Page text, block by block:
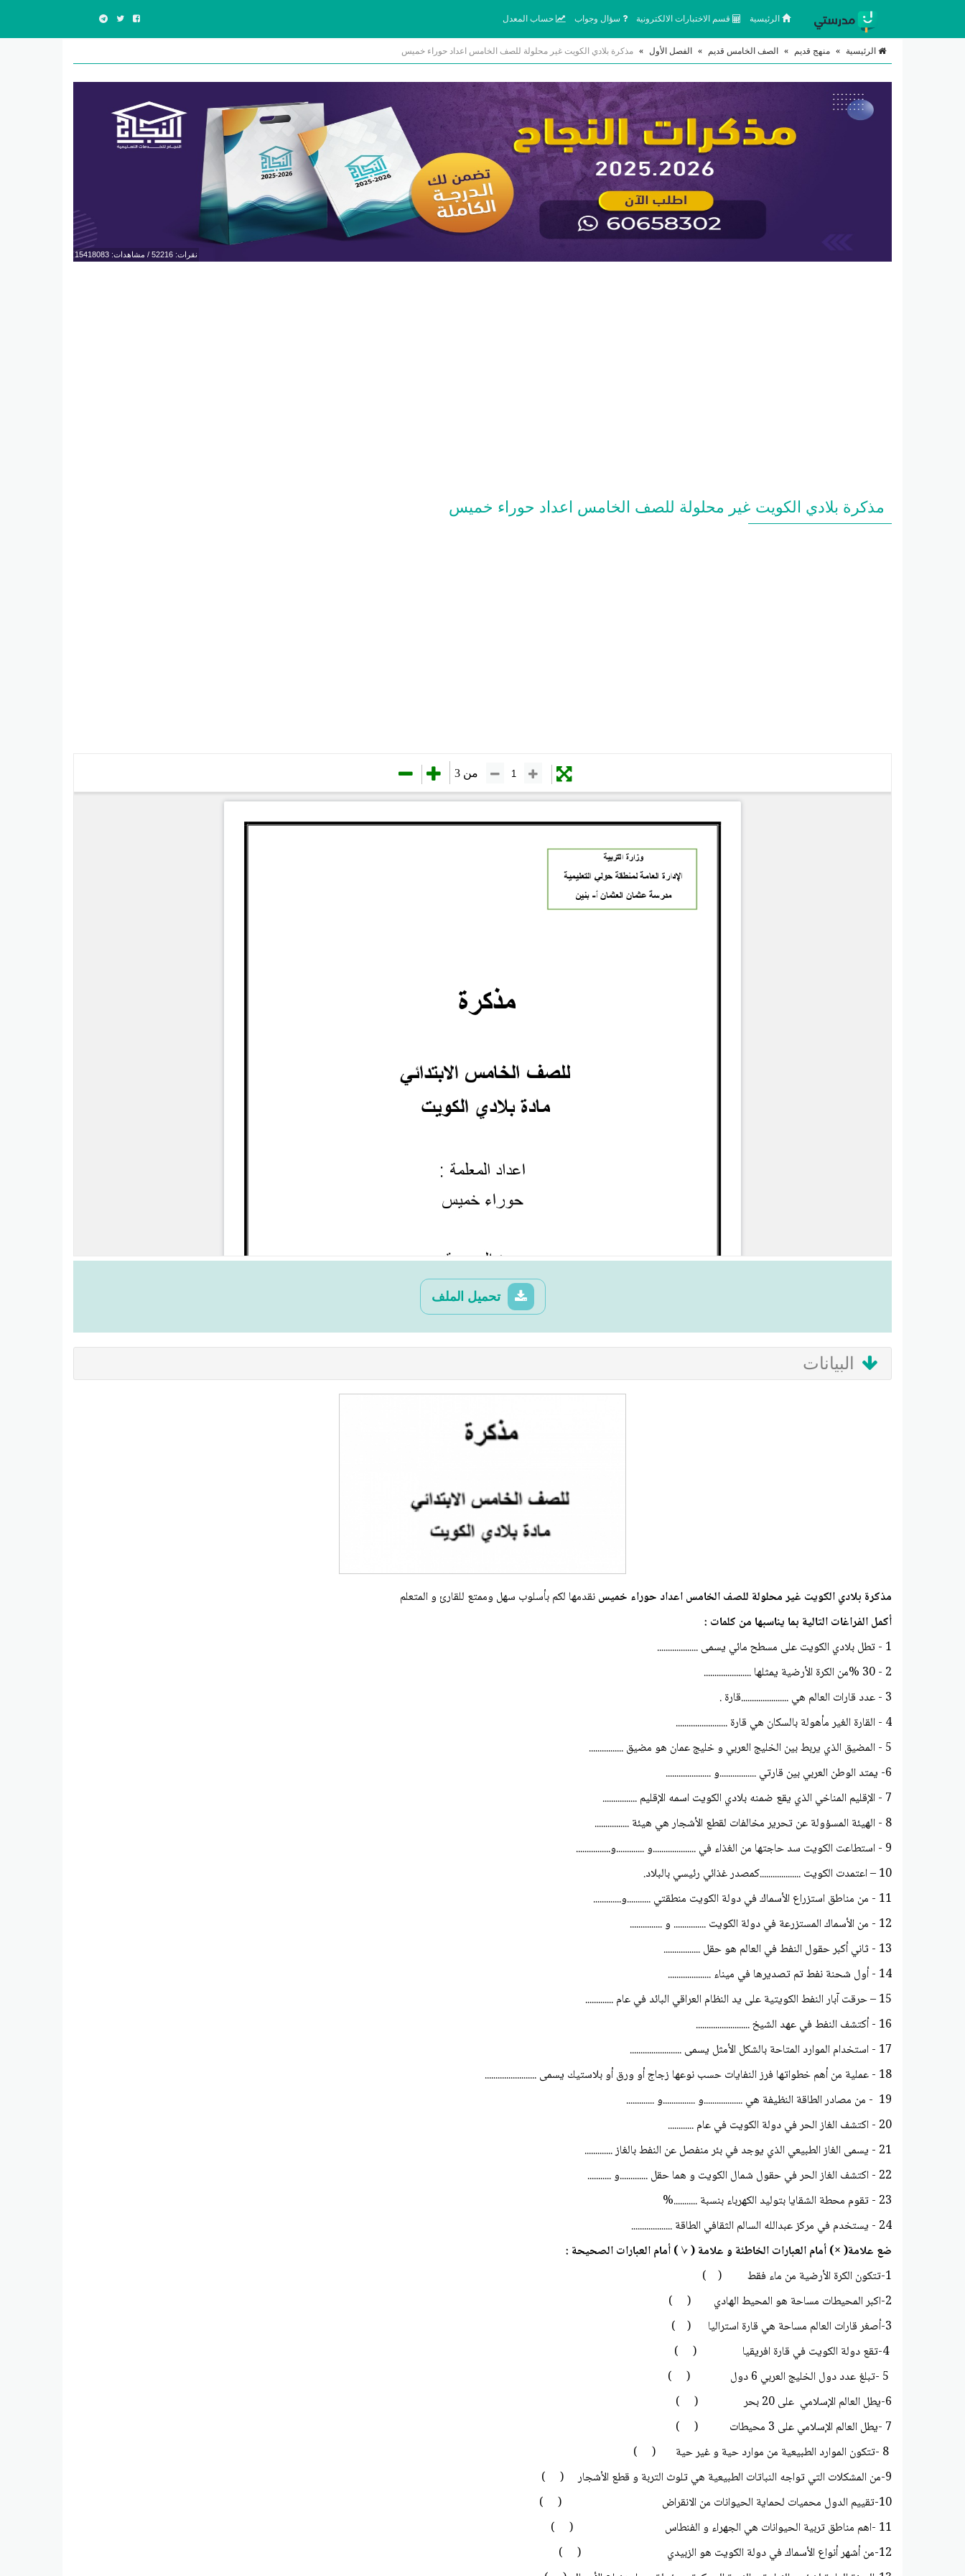
الرئيسية قسم الاختبارات الالكترونية سؤال وجواب حساب المعدل
الرئيسية » منهج قديم » الصف الخامس قديم » الفصل الأول » مذكرة بلادي الكويت غير محلولة للصف الخامس اعداد حوراء خميس
نقرات: 52216 / مشاهدات: 15418083
مذكرة بلادي الكويت غير محلولة للصف الخامس اعداد حوراء خميس
تحميل الملف
البيانات
مذكرة بلادي الكويت غير محلولة للصف الخامس اعداد حوراء خميسنقدمها لكم بأسلوب سهل وممتع للقارئ و المتعلم
أكمل الفراغات التالية بما يناسبها من كلمات :
1 - تطل بلادي الكويت على مسطح مائي يسمى ...................
2 - 30 %من الكرة الأرضية يمثلها ......................
3 - عدد قارات العالم هي ......................قارة .
4 - القارة الغير مأهولة بالسكان هي قارة ........................
5 - المضيق الذي يربط بين الخليج العربي و خليج عمان هو مضيق ................
6- يمتد الوطن العربي بين قارتي .................و .....................
7 - الإقليم المناخي الذي يقع ضمنه بلادي الكويت اسمه الإقليم ................
8 - الهيئة المسؤولة عن تحرير مخالفات لقطع الأشجار هي هيئة ................
9 - استطاعت الكويت سد حاجتها من الغذاء في ....................و .............و................
10 – اعتمدت الكويت ...................كمصدر غذائي رئيسي بالبلاد.
11 - من مناطق استزراع الأسماك في دولة الكويت منطقتي ...........و.............
12 - من الأسماك المستزرعة في دولة الكويت ............... و ...............
13 - ثاني أكبر حقول النفط في العالم هو حقل .................
14 - أول شحنة نفط تم تصديرها في ميناء ....................
15 – حرقت آبار النفط الكويتية على يد النظام العراقي البائد في عام .............
16 - أكتشف النفط في عهد الشيخ .........................
17 - استخدام الموارد المتاحة بالشكل الأمثل يسمى ........................
18 - عملية من أهم خطواتها فرز النفايات حسب نوعها زجاج أو ورق أو بلاستيك يسمى ........................
19 - من مصادر الطاقة النظيفة هي ..................و ...............و .............
20 - اكتشف الغاز الحر في دولة الكويت في عام ............
21 - يسمى الغاز الطبيعي الذي يوجد في بئر منفصل عن النفط بالغاز .............
22 - اكتشف الغاز الحر في حقول شمال الكويت و هما حقل .............و ...........
23 - تقوم محطة الشقايا بتوليد الكهرباء بنسبة ...........%
24 - يستخدم في مركز عبدالله السالم الثقافي الطاقة ...................
ضع علامة( ×) أمام العبارات الخاطئة و علامة ( √ ) أمام العبارات الصحيحة :
1-تتكون الكرة الأرضية من ماء فقط ( )
2-اكبر المحيطات مساحة هو المحيط الهادي ( )
3-أصغر قارات العالم مساحة هي قارة استراليا ( )
4-تقع دولة الكويت في قارة افريقيا ( )
6-يطل العالم الإسلامي على 20 بحر ( )
7 -يطل العالم الإسلامي على 3 محيطات ( )
9-من المشكلات التي تواجه النباتات الطبيعية هي تلوث التربة و قطع الأشجار ( )
10-تقييم الدول محميات لحماية الحيوانات من الانقراض ( )
11 -اهم مناطق تربية الحيوانات هي الجهراء و الفنطاس ( )
12-من أشهر أنواع الأسماك في دولة الكويت هو الزبيدي ( )